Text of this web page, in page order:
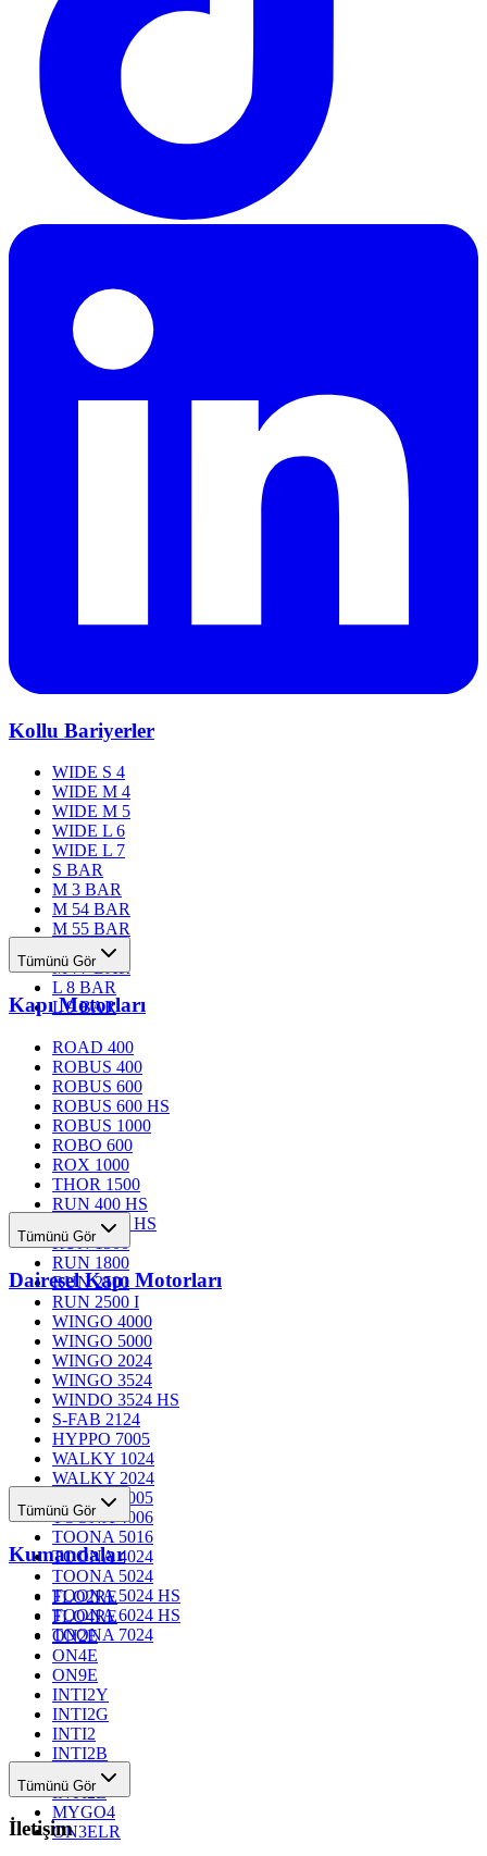
Kollu Bariyerler
WIDE S 4
WIDE M 4
WIDE M 5
WIDE L 6
WIDE L 7
S BAR
M 3 BAR
M 54 BAR
M 55 BAR
M 76 BAR
M 77 BAR
L 8 BAR
L 9 BAR
Tümünü Gör
Kapı Motorları
ROAD 400
ROBUS 400
ROBUS 600
ROBUS 600 HS
ROBUS 1000
ROBO 600
ROX 1000
THOR 1500
RUN 400 HS
RUN 1200 HS
RUN 1500
RUN 1800
RUN 2500
RUN 2500 I
Tümünü Gör
Dairesel Kapı Motorları
WINGO 4000
WINGO 5000
WINGO 2024
WINGO 3524
WINDO 3524 HS
S-FAB 2124
HYPPO 7005
WALKY 1024
WALKY 2024
TOONA 4005
TOONA 4006
TOONA 5016
TOONA 4024
TOONA 5024
TOONA 5024 HS
TOONA 6024 HS
TOONA 7024
Tümünü Gör
Kumandalar
FLO2RE
FLO4RE
ON2E
ON4E
ON9E
INTI2Y
INTI2G
INTI2
INTI2B
INTI2R
INTI2L
MYGO4
ON3ELR
Tümünü Gör
İletişim